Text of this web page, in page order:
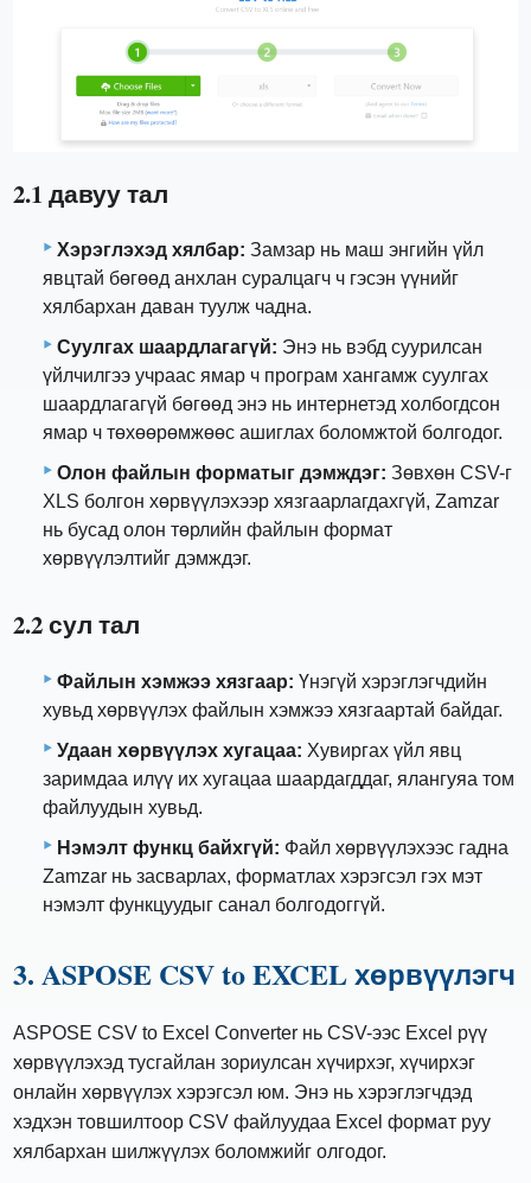
2.1 давуу тал
Хэрэглэхэд хялбар: Замзар нь маш энгийн үйл
явцтай бөгөөд анхлан суралцагч ч гэсэн үүнийг
хялбархан даван туулж чадна.
Суулгах шаардлагагүй: Энэ нь вэбд суурилсан
үйлчилгээ учраас ямар ч програм хангамж суулгах
шаардлагагүй бөгөөд энэ нь интернетэд холбогдсон
ямар ч төхөөрөмжөөс ашиглах боломжтой болгодог.
Олон файлын форматыг дэмждэг: Зөвхөн CSV-г
XLS болгон хөрвүүлэхээр хязгаарлагдахгүй, Zamzar
нь бусад олон төрлийн файлын формат
хөрвүүлэлтийг дэмждэг.
2.2 сул тал
Файлын хэмжээ хязгаар: Үнэгүй хэрэглэгчдийн
хувьд хөрвүүлэх файлын хэмжээ хязгаартай байдаг.
Удаан хөрвүүлэх хугацаа: Хувиргах үйл явц
заримдаа илүү их хугацаа шаардагддаг, ялангуяа том
файлуудын хувьд.
Нэмэлт функц байхгүй: Файл хөрвүүлэхээс гадна
Zamzar нь засварлах, форматлах хэрэгсэл гэх мэт
нэмэлт функцуудыг санал болгодоггүй.
3. ASPOSE CSV to EXCEL хөрвүүлэгч
ASPOSE CSV to Excel Converter нь CSV-ээс Excel рүү
хөрвүүлэхэд тусгайлан зориулсан хүчирхэг, хүчирхэг
онлайн хөрвүүлэх хэрэгсэл юм. Энэ нь хэрэглэгчдэд
хэдхэн товшилтоор CSV файлуудаа Excel формат руу
хялбархан шилжүүлэх боломжийг олгодог.